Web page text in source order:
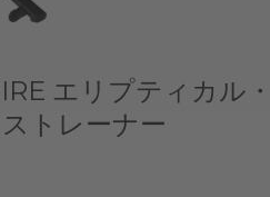
エリプティカル・
トレーナー